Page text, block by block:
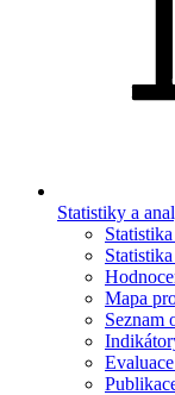
Statistiky a
Mapa
Seznam